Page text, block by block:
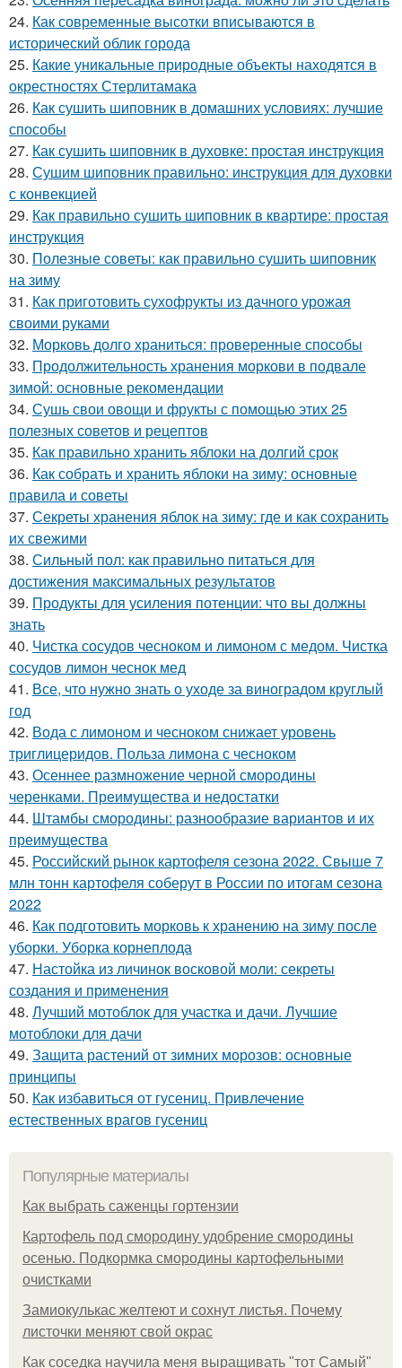
24. Как современные высотки вписываются в
исторический облик города
25. Какие уникальные природные объекты находятся в
окрестностях Стерлитамака
26. Как сушить шиповник в домашних условиях: лучшие
способы
27. Как сушить шиповник в духовке: простая инструкция
28. Сушим шиповник правильно: инструкция для духовки
с конвекцией
29. Как правильно сушить шиповник в квартире: простая
инструкция
30. Полезные советы: как правильно сушить шиповник
на зиму
31. Как приготовить сухофрукты из дачного урожая
своими руками
32. Морковь долго храниться: проверенные способы
33. Продолжительность хранения моркови в подвале
зимой: основные рекомендации
34. Сушь свои овощи и фрукты с помощью этих 25
полезных советов и рецептов
35. Как правильно хранить яблоки на долгий срок
36. Как собрать и хранить яблоки на зиму: основные
правила и советы
37. Секреты хранения яблок на зиму: где и как сохранить
их свежими
38. Сильный пол: как правильно питаться для
достижения максимальных результатов
39. Продукты для усиления потенции: что вы должны
знать
40. Чистка сосудов чесноком и лимоном с медом. Чистка
сосудов лимон чеснок мед
41. Все, что нужно знать о уходе за виноградом круглый
год
42. Вода с лимоном и чесноком снижает уровень
триглицеридов. Польза лимона с чесноком
43. Осеннее размножение черной смородины
черенками. Преимущества и недостатки
44. Штамбы смородины: разнообразие вариантов и их
преимущества
45. Российский рынок картофеля сезона 2022. Свыше 7
млн тонн картофеля соберут в России по итогам сезона
2022
46. Как подготовить морковь к хранению на зиму после
уборки. Уборка корнеплода
47. Настойка из личинок восковой моли: секреты
создания и применения
48. Лучший мотоблок для участка и дачи. Лучшие
мотоблоки для дачи
49. Защита растений от зимних морозов: основные
принципы
50. Как избавиться от гусениц. Привлечение
естественных врагов гусениц
Популярные материалы
Как выбрать саженцы гортензии
Картофель под смородину удобрение смородины
осенью. Подкормка смородины картофельными
очистками
Замиокулькас желтеют и сохнут листья. Почему
листочки меняют свой окрас
Как соседка научила меня выращивать "тот Самый"